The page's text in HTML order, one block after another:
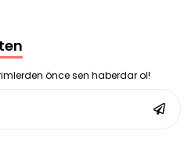
20 Flakon
ve Enerji Dengeleyici Topraklama
ve Enerji Dengeleyici Topraklama
önce sen haberdar ol!